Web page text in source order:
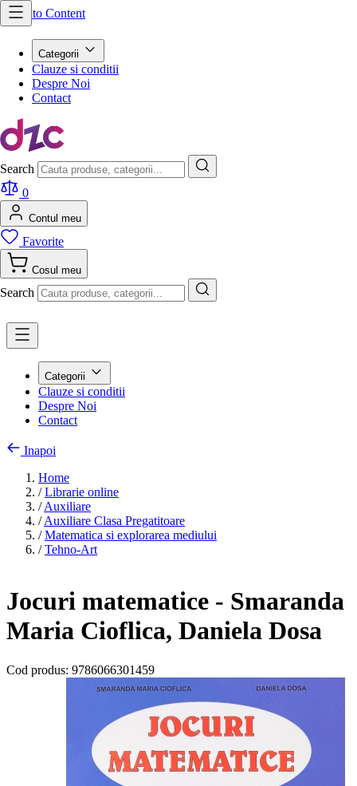
Skip to Content
Categorii
Clauze si conditii
Despre Noi
Contact
Search
0
Contul meu
Favorite
Cosul meu
Search
Categorii
Clauze si conditii
Despre Noi
Contact
Inapoi
Home
/ Librarie online
/ Auxiliare
/ Auxiliare Clasa Pregatitoare
/ Matematica si explorarea mediului
/ Tehno-Art
Jocuri matematice - Smaranda
Maria Cioflica, Daniela Dosa
Cod produs: 9786066301459